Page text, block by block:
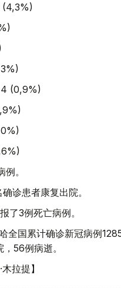
(4,3%)
4 (0,9%)
。
诊患者康复出院。
了3例死亡病例。
全国累计确诊新冠病例
56例病逝。
拉提】